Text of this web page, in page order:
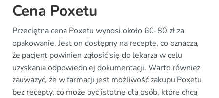
Cena Poxetu
Przeciętna cena Poxetu wynosi około 60-80 zł za
opakowanie. Jest on dostępny na receptę, co oznacza,
że pacjent powinien zgłosić się do lekarza w celu
uzyskania odpowiedniej dokumentacji. Warto również
zauważyć, że w farmacji jest możliwość zakupu Poxetu
bez recepty, co może być istotne dla osób, które chcą